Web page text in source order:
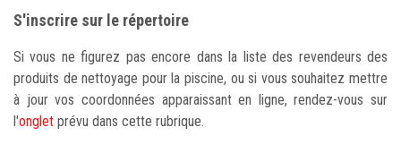
S'inscrire sur le répertoire
Si vous ne figurez pas encore dans la liste des revendeurs des
produits de nettoyage pour la piscine, ou si vous souhaitez mettre
à jour vos coordonnées apparaissant en ligne, rendez-vous sur
l'onglet prévu dans cette rubrique.